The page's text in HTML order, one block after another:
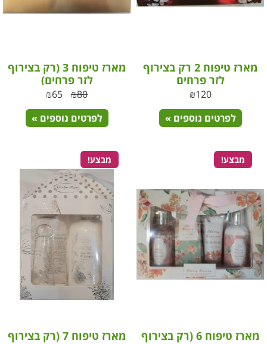
מארז טיפוח 2 רק בצירוף
לזר פרחים
₪120
לפרטים נוספים »
מארז טיפוח 3 (רק בצירוף
לזר פרחים)
₪80
₪65
לפרטים נוספים »
מבצע!
מארז טיפוח 6 (רק בצירוף
מבצע!
מארז טיפוח 7 (רק בצירוף